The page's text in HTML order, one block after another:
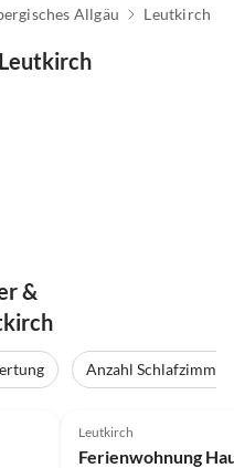
Allgäu Leutkirch
&
Anzahl Schlafzimmer
Leutkirch